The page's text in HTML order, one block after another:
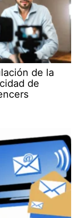
de la
de